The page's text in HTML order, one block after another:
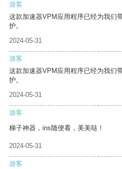
游客
这款加速器VPM应用程序已经为我们
护。
2024-05-31
游客
这款加速器VPM应用程序已经为我们
护。
2024-05-31
游客
梯子神器，ins随便看，美美哒！
2024-05-31
游客